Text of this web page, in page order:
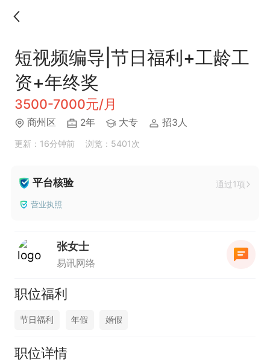
短视频编导|节日福利+工龄工
资+年终奖
3500-7000元/月
商州区 2年 大专 招3人
更新：16分钟前 浏览：5401次
平台核验 通过1项
营业执照
张女士
易讯网络
职位福利
节日福利 年假 婚假
职位详情